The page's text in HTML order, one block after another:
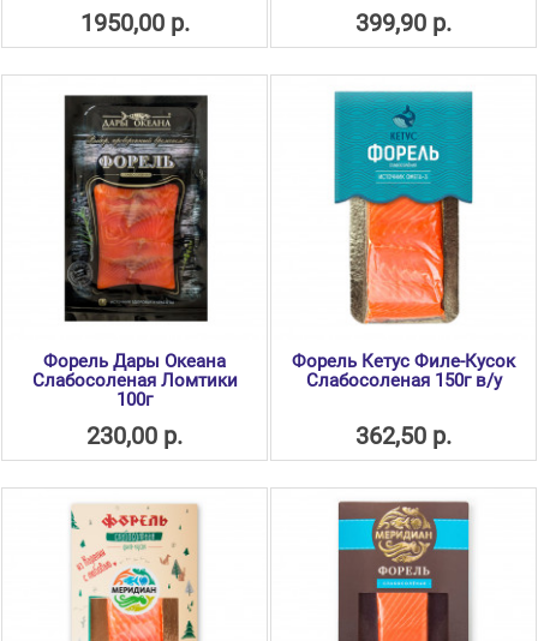
1950,00 р. 399,90 р.
Форель Дары Океана
Слабосоленая Ломтики
100г
230,00 р.
Форель Кетус Филе-Кусок
Слабосоленая 150г в/у
362,50 р.